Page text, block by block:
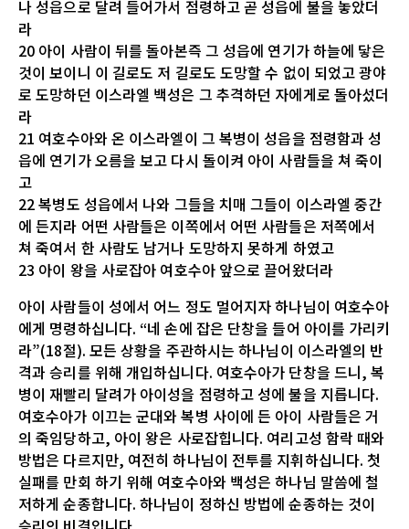
나 성읍으로 달려 들어가서 점령하고 곧 성읍에 불을 놓았더
라
20 아이 사람이 뒤를 돌아본즉 그 성읍에 연기가 하늘에 닿은
것이 보이니 이 길로도 저 길로도 도망할 수 없이 되었고 광야
로 도망하던 이스라엘 백성은 그 추격하던 자에게로 돌아섰더
라
21 여호수아와 온 이스라엘이 그 복병이 성읍을 점령함과 성
읍에 연기가 오름을 보고 다시 돌이켜 아이 사람들을 쳐 죽이
고
22 복병도 성읍에서 나와 그들을 치매 그들이 이스라엘 중간
에 든지라 어떤 사람들은 이쪽에서 어떤 사람들은 저쪽에서
쳐 죽여서 한 사람도 남거나 도망하지 못하게 하였고
23 아이 왕을 사로잡아 여호수아 앞으로 끌어왔더라
아이 사람들이 성에서 어느 정도 멀어지자 하나님이 여호수아
에게 명령하십니다. “네 손에 잡은 단창을 들어 아이를 가리키
라”(18절). 모든 상황을 주관하시는 하나님이 이스라엘의 반
격과 승리를 위해 개입하십니다. 여호수아가 단창을 드니, 복
병이 재빨리 달려가 아이성을 점령하고 성에 불을 지릅니다.
여호수아가 이끄는 군대와 복병 사이에 든 아이 사람들은 거
의 죽임당하고, 아이 왕은 사로잡힙니다. 여리고성 함락 때와
방법은 다르지만, 여전히 하나님이 전투를 지휘하십니다. 첫
실패를 만회 하기 위해 여호수아와 백성은 하나님 말씀에 철
저하게 순종합니다. 하나님이 정하신 방법에 순종하는 것이